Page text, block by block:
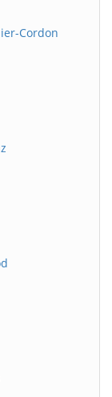
Cordon